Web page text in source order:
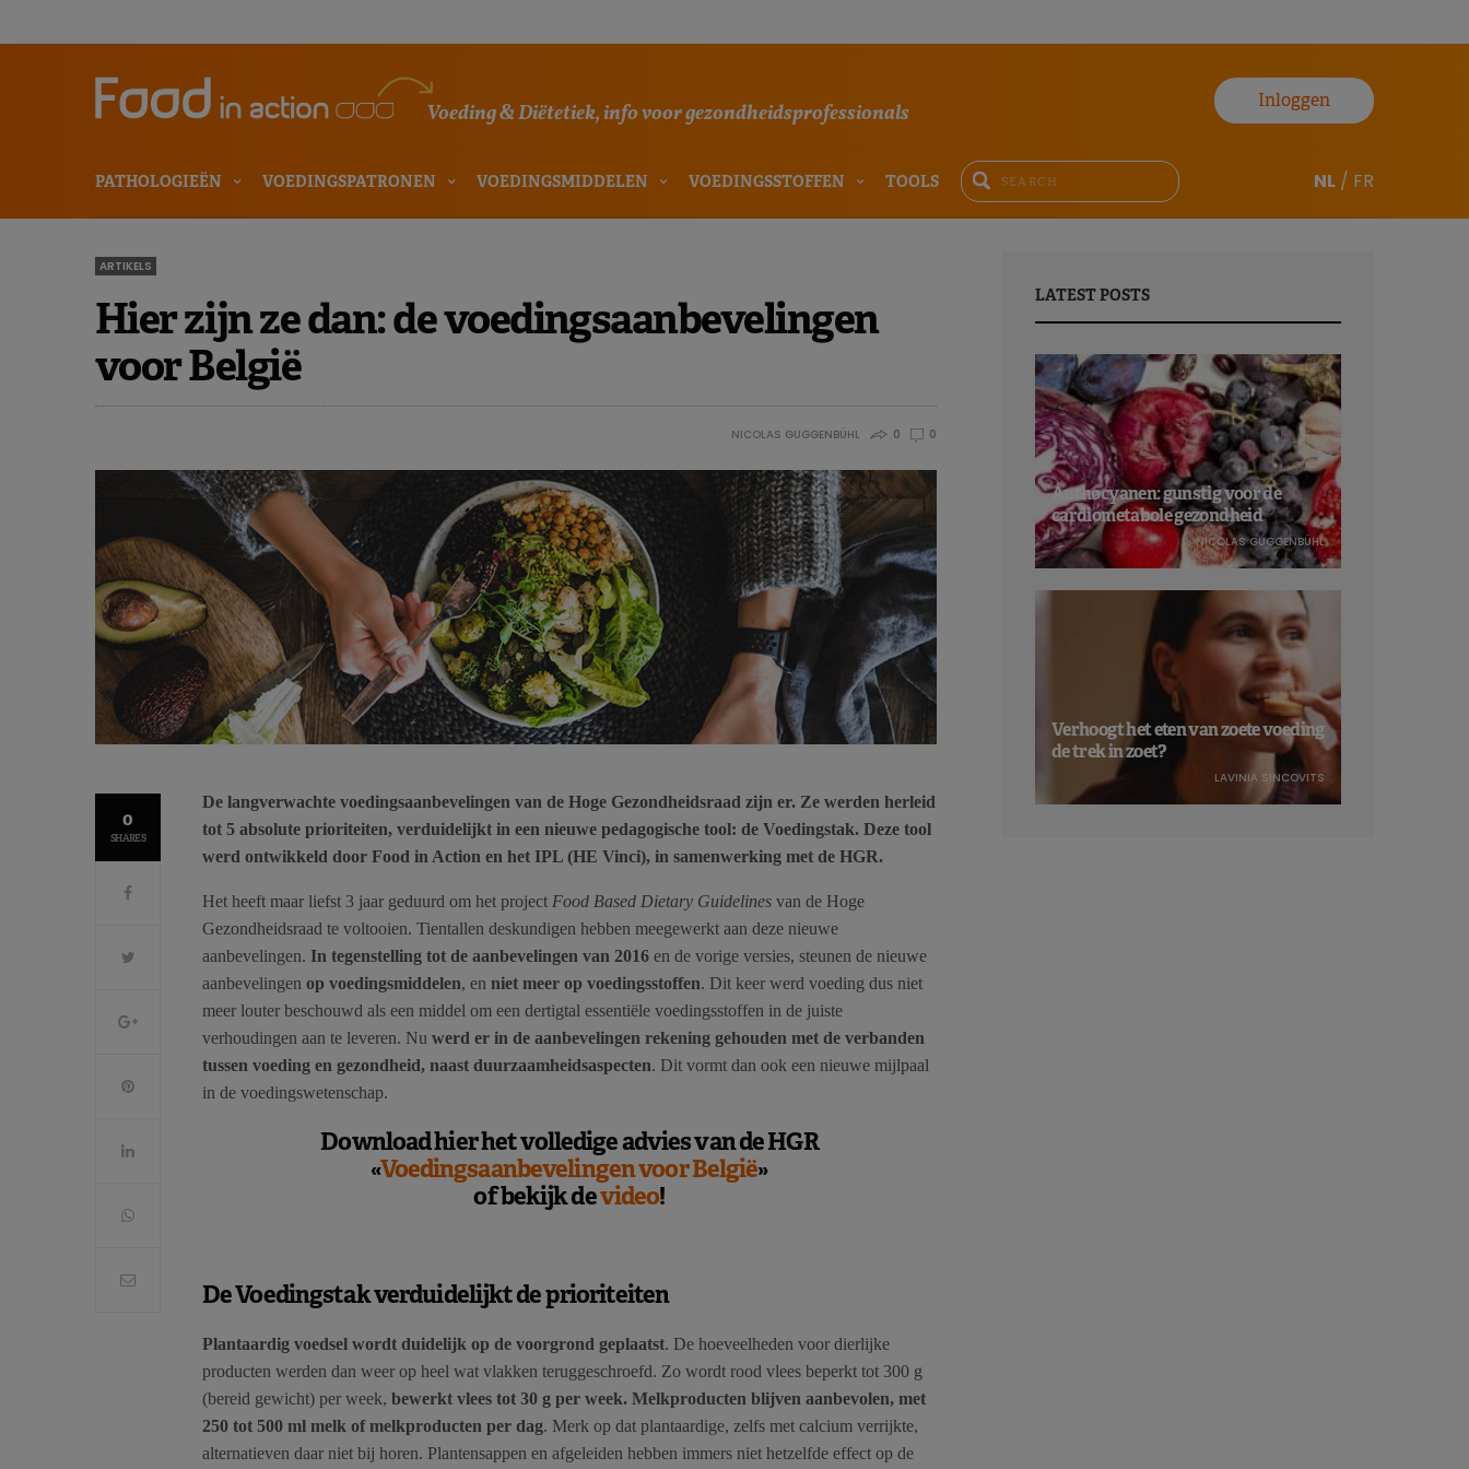
Voeding & Diëtetiek, info voor gezondheidsprofessionals
Inloggen
PATHOLOGIEËN VOEDINGSPATRONEN VOEDINGSMIDDELEN VOEDINGSSTOFFEN TOOLS NL / FR
ARTIKELS
Hier zijn ze dan: de voedingsaanbevelingen
voor België
NICOLAS GUGGENBÜHL 0 0
0
SHARES
De langverwachte voedingsaanbevelingen van de Hoge Gezondheidsraad zijn er. Ze werden herleid
tot 5 absolute prioriteiten, verduidelijkt in een nieuwe pedagogische tool: de Voedingstak. Deze tool
werd ontwikkeld door Food in Action en het IPL (HE Vinci), in samenwerking met de HGR.
Het heeft maar liefst 3 jaar geduurd om het project Food Based Dietary Guidelines van de Hoge
Gezondheidsraad te voltooien. Tientallen deskundigen hebben meegewerkt aan deze nieuwe
aanbevelingen. In tegenstelling tot de aanbevelingen van 2016 en de vorige versies, steunen de nieuwe
aanbevelingen op voedingsmiddelen, en niet meer op voedingsstoffen. Dit keer werd voeding dus niet
meer louter beschouwd als een middel om een dertigtal essentiële voedingsstoffen in de juiste
verhoudingen aan te leveren. Nu werd er in de aanbevelingen rekening gehouden met de verbanden
tussen voeding en gezondheid, naast duurzaamheidsaspecten. Dit vormt dan ook een nieuwe mijlpaal
in de voedingswetenschap.
Download hier het volledige advies van de HGR
«Voedingsaanbevelingen voor België»
of bekijk devideo!
De Voedingstak verduidelijkt de prioriteiten
Plantaardig voedsel wordt duidelijk op de voorgrond geplaatst. De hoeveelheden voor dierlijke
producten werden dan weer op heel wat vlakken teruggeschroefd. Zo wordt rood vlees beperkt tot 300 g
(bereid gewicht) per week, bewerkt vlees tot 30 g per week. Melkproducten blijven aanbevolen, met
250 tot 500 ml melk of melkproducten per dag. Merk op dat plantaardige, zelfs met calcium verrijkte,
alternatieven daar niet bij horen. Plantensappen en afgeleiden hebben immers niet hetzelfde effect op de
LATEST POSTS
Anthocyanen: gunstig voor de
cardiometabole gezondheid
NICOLAS GUGGENBÜHL
Verhoogt het eten van zoete voeding
de trek in zoet?
LAVINIA SINCOVITS